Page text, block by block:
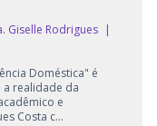
Giselle Rodrigues
Doméstica" é
a realidade da
e
Costa c...